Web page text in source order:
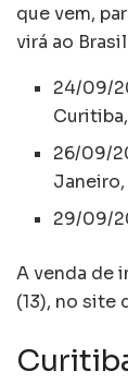
que vem,
virá ao
24/09/
26/09/
Janeiro,
29/09/
A venda de
(13), no site